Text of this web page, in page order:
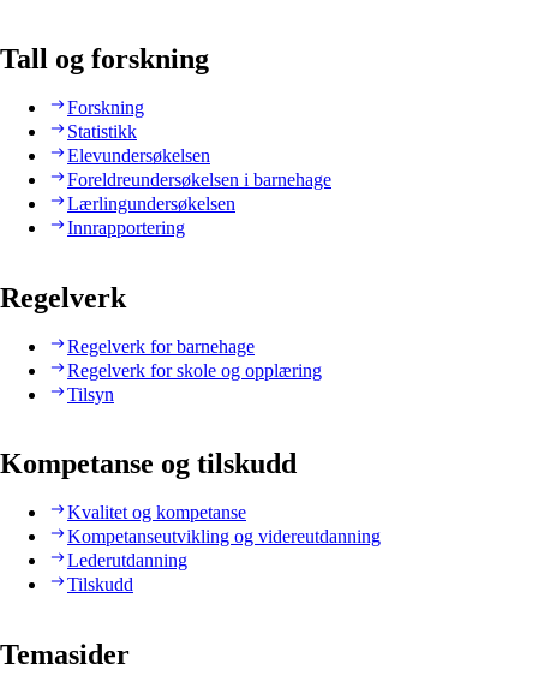
Tall og forskning
Forskning
Statistikk
Elevundersøkelsen
Foreldreundersøkelsen i barnehage
Lærlingundersøkelsen
Innrapportering
Regelverk
Regelverk for barnehage
Regelverk for skole og opplæring
Tilsyn
Kompetanse og tilskudd
Kvalitet og kompetanse
Kompetanseutvikling og videreutdanning
Lederutdanning
Tilskudd
Temasider